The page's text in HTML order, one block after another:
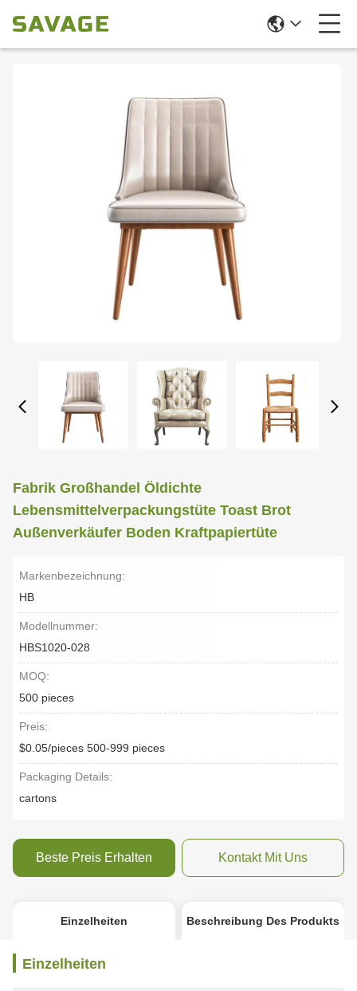
Fabrik Großhandel Öldichte
Lebensmittelverpackungstüte Toast Brot
Außenverkäufer Boden Kraftpapiertüte
Markenbezeichnung:
HB
Modellnummer:
HBS1020-028
MOQ:
500 pieces
Preis:
$0.05/pieces 500-999 pieces
Packaging Details:
cartons
Beste Preis Erhalten Kontakt Mit Uns
Einzelheiten Beschreibung Des Produkts
Einzelheiten